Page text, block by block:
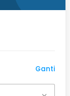
Ganti